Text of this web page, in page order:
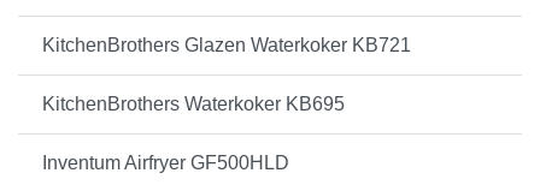
KitchenBrothers Glazen Waterkoker KB721
KitchenBrothers Waterkoker KB695
Inventum Airfryer GF500HLD